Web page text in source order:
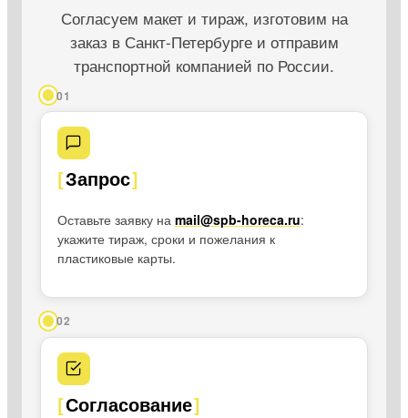
Согласуем макет и тираж, изготовим на
заказ в Санкт-Петербурге и отправим
транспортной компанией по России.
01
Запрос
Оставьте заявку на mail@spb-horeca.ru:
укажите тираж, сроки и пожелания к
пластиковые карты.
02
Согласование